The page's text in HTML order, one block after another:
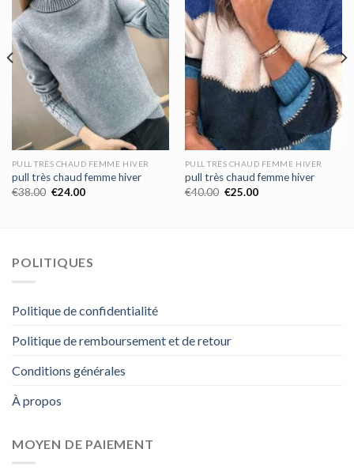
PULL TRÈS CHAUD FEMME HIVER
pull très chaud femme hiver
€38.00 €24.00
PULL TRÈS CHAUD FEMME HIVER
pull très chaud femme hiver
€40.00 €25.00
POLITIQUES
Politique de confidentialité
Politique de remboursement et de retour
Conditions générales
À propos
MOYEN DE PAIEMENT